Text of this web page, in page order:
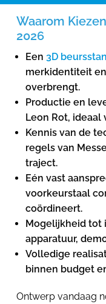
Waarom
2026
Een 3D
merkidentiteit
overbrengt.
Productie en
Leon Rot, ideaal
Kennis van de
regels van
traject.
Eén vast
voorkeurstaal
coördineert.
Mogelijkheid tot
apparatuur,
Volledige
binnen budget
Ontwerp vandaag